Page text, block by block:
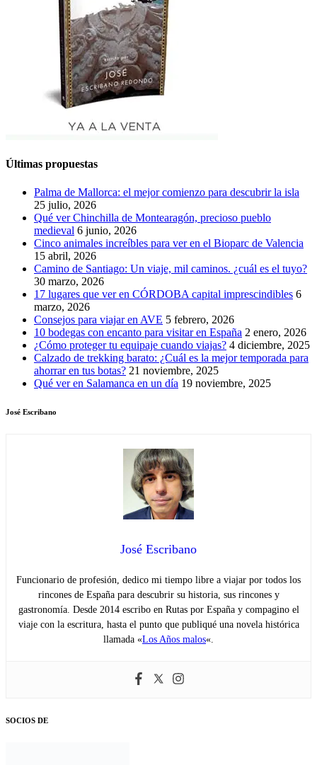
Últimas propuestas
Palma de Mallorca: el mejor comienzo para descubrir la isla
25 julio, 2026
Qué ver Chinchilla de Montearagón, precioso pueblo
medieval 6 junio, 2026
Cinco animales increíbles para ver en el Bioparc de Valencia
15 abril, 2026
Camino de Santiago: Un viaje, mil caminos. ¿cuál es el tuyo?
30 marzo, 2026
17 lugares que ver en CÓRDOBA capital imprescindibles 6
marzo, 2026
Consejos para viajar en AVE 5 febrero, 2026
10 bodegas con encanto para visitar en España 2 enero, 2026
¿Cómo proteger tu equipaje cuando viajas? 4 diciembre, 2025
Calzado de trekking barato: ¿Cuál es la mejor temporada para
ahorrar en tus botas? 21 noviembre, 2025
Qué ver en Salamanca en un día 19 noviembre, 2025
José Escribano
José Escribano
Funcionario de profesión, dedico mi tiempo libre a viajar por todos los
rincones de España para descubrir su historia, sus rincones y
gastronomía. Desde 2014 escribo en Rutas por España y compagino el
viaje con la escritura, hasta el punto que publiqué una novela histórica
llamada «Los Años malos«.
SOCIOS DE